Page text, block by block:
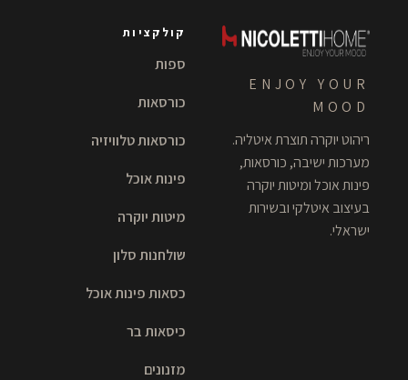
ENJOY YOUR
MOOD
ריהוט יוקרה תוצרת איטליה.
מערכות ישיבה, כורסאות,
פינות אוכל ומיטות יוקרה
בעיצוב איטלקי ובשירות
ישראלי.
קולקציות
ספות
כורסאות
כורסאות טלוויזיה
פינות אוכל
מיטות יוקרה
שולחנות סלון
כסאות פינות אוכל
כיסאות בר
מזנונים